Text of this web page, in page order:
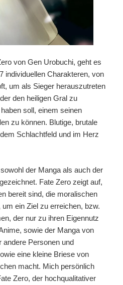
von Gen Urobuchi, geht es
individuellen Charakteren, von
um als Sieger herauszutreten
den heiligen Gral zu
soll, einem seinen
zu können. Blutige, brutale
Schlachtfeld und im Herz
der Manga als auch der
Fate Zero zeigt auf,
bereit sind, die moralischen
ein Ziel zu erreichen, bzw.
der nur zu ihren Eigennutz
sowie der Manga von
andere Personen und
eine kleine Briese von
macht. Mich persönlich
Zero, der hochqualitativer